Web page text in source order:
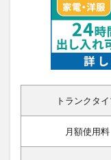
トランクタ
月額使用料